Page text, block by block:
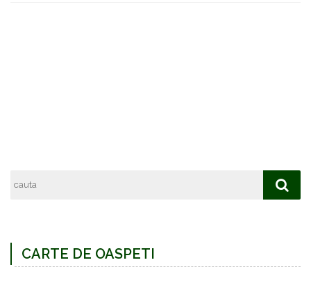
CARTE DE OASPETI